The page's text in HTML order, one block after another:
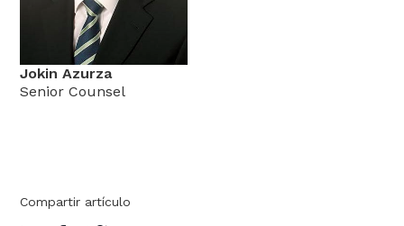
Jokin Azurza
Senior Counsel
Compartir artículo